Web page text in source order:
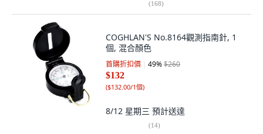
(168)
COGHLAN'S No.8164觀測指南針, 1
個, 混合顏色
首購折扣價 49%$260
$132
($132.00/1個)
8/12 星期三 預計送達
(14)